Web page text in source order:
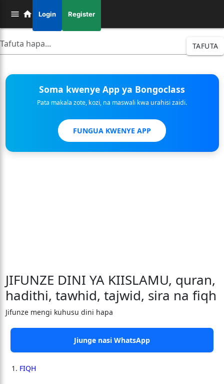
Login Register
TAFUTA
Soma kwenye App ya Bongoclass
Pata makala zote, kozi, na maswali kwa urahisi zaidi.
FUNGUA KWENYE APP
JIFUNZE DINI YA KIISLAMU, quran,
hadithi, tawhid, tajwid, sira na fiqh
Jifunze mengi kuhusu dini hapa
Jiunge nasi WhatsApp
FIQH